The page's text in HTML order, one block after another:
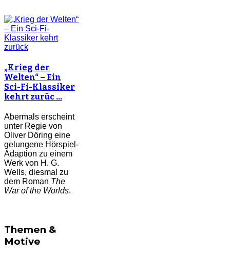
„Krieg der
Welten“ – Ein
Sci-Fi-Klassiker
kehrt zurüc …
Abermals erscheint
unter Regie von
Oliver Döring eine
gelungene Hörspiel-
Adaption zu einem
Werk von H. G.
Wells, diesmal zu
dem Roman The
War of the Worlds.
Themen &
Motive